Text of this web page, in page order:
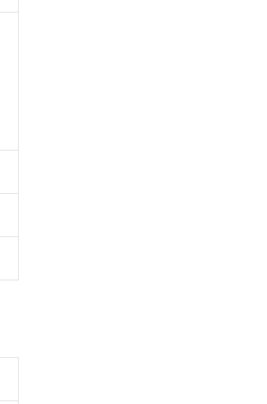
び標準価格(税抜)を提供させていただ
る商品もあることをご了承ください。
での社内データに基づき作成されるも
異なる場合があることをご了承くださ
には、I-Webメンバーズにご登録され
提供可能な商品です。
替える予定のある商品です。
、対応品を出す予定はありません。
中または確認中の商品です。
商品です。
明した場合などやむを得ず変更すること
ベンジル（BBP） 1000ppm以下、フタル酸ジブチ
しています。
示します。
を示します。
リ臭化ジフェニルエーテル類) : 1000ppm、
フタル酸ブチルベンジル) : 1000ppm、
します。
境に深刻な影響を及ぼさない年数を意
定める商品（以下｢規制貨物等」とい
許可(または役務取引許可)を取得する
に輸出されないよう必要な手段を講じ
またはお客様担当のオムロン制御